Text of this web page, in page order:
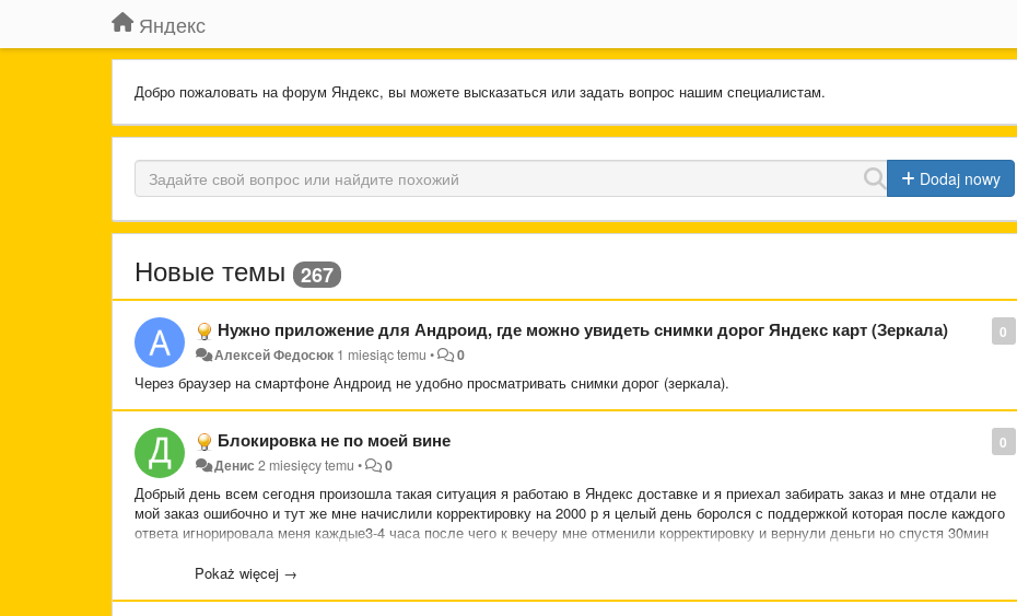
Яндекс
Добро пожаловать на форум Яндекс, вы можете высказаться или задать вопрос нашим специалистам.
Dodaj nowy
Новые темы 267
0
Нужно приложение для Андроид, где можно увидеть снимки дорог Яндекс карт (Зеркала)
Алексей Федосюк 1 miesiąc temu • 0
Через браузер на смартфоне Андроид не удобно просматривать снимки дорог (зеркала).
0
Блокировка не по моей вине
Денис 2 miesięcy temu • 0
Добрый день всем сегодня произошла такая ситуация я работаю в Яндекс доставке и я приехал забирать заказ и мне отдали не
мой заказ ошибочно и тут же мне начислили корректировку на 2000 р я целый день боролся с поддержкой которая после каждого
ответа игнорировала меня каждые3-4 часа после чего к вечеру мне отменили корректировку и вернули деньги но спустя 30мин
нечего не нарушил снова и снова они мне прислали что деньги вернут только на этот раз нечего мне не вернули а в добавок еще
Pokaż więcej →